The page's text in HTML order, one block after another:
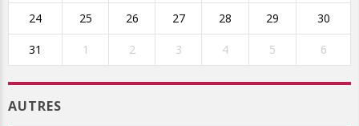
24 25 26 27 28 29 30
31 1 2 3 4 5 6
AUTRES